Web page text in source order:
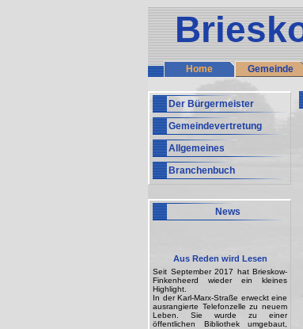
Home Gemeinde
Der Bürgermeister
Gemeindevertretung
Allgemeines
Branchenbuch
News
Aus Reden wird Lesen
Seit September 2017 hat Brieskow-
Finkenheerd wieder ein kleines
Highlight.
In der Karl-Marx-Straße erweckt eine
ausrangierte Telefonzelle zu neuem
Leben. Sie wurde zu einer
öffentlichen Bibliothek umgebaut,